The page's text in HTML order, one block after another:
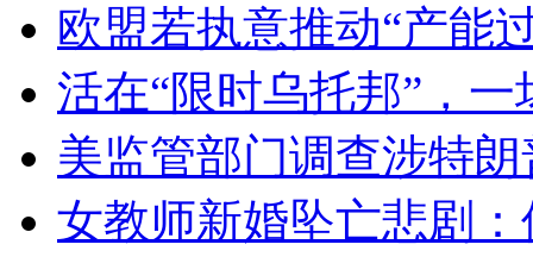
欧盟若执意推动“产能
活在“限时乌托邦”，
美监管部门调查涉特
女教师新婚坠亡悲剧